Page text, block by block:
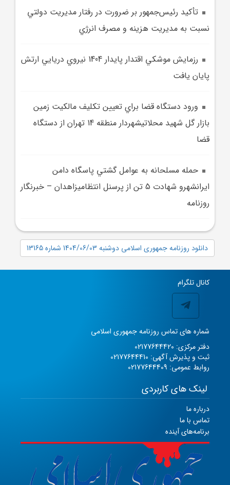
تأکيد رئيس‌جمهور بر ضرورت در رفتار مديريت دولتي
نسبت به مديريت هزينه‌ و مصرف انرژي
رزمايش موشکي اقتدار پايدار 1404 نيروي دريايي ارتش
پايان يافت
ورود دستگاه قضا براي تعيين تکليف مالکيت زمين
بازار گل شهيد محلاتيشهردار منطقه 14 تهران از دستگاه
قضا
حمله مسلحانه به عوامل گشتي پاسگاه دامن
ايرانشهرو شهادت 5 تن از پرسنل انتظاميزاهدان – خبرنگار
روزنامه
دانلود روزنامه جمهوری اسلامی دوشنبه 1404/06/03 شماره 13165
کانال تلگرام
شماره های تماس روزنامه جمهوری اسلامی
دفتر مرکزی: 02177644420
ثبت و پذیرش آگهی: 02177644410
روابط عمومی: 02177644409
لینک های کاربردی
درباره ما
تماس با ما
برنامه‌های آینده